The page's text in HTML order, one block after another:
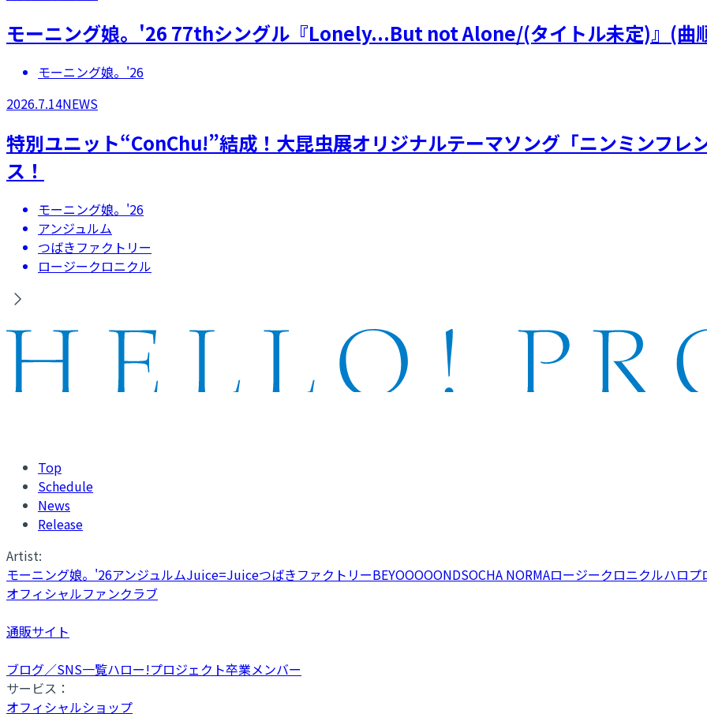
モーニング娘。'26 77thシングル『Lonely...But not Alone/(タイトル未定)』(曲
モーニング娘。'26
2026.7.14NEWS
特別ユニット“ConChu!”結成！大昆虫展オリジナルテーマソング「ニンミンフレ
ス！
モーニング娘。'26
アンジュルム
つばきファクトリー
ロージークロニクル
Top
Schedule
News
Release
Artist:
モーニング娘。'26アンジュルムJuice=JuiceつばきファクトリーBEYOOOOONDSOCHA NORMAロージークロニクルハロプ
オフィシャルファンクラブ
通販サイト
ブログ／SNS一覧ハロー!プロジェクト卒業メンバー
サービス：
オフィシャルショップ